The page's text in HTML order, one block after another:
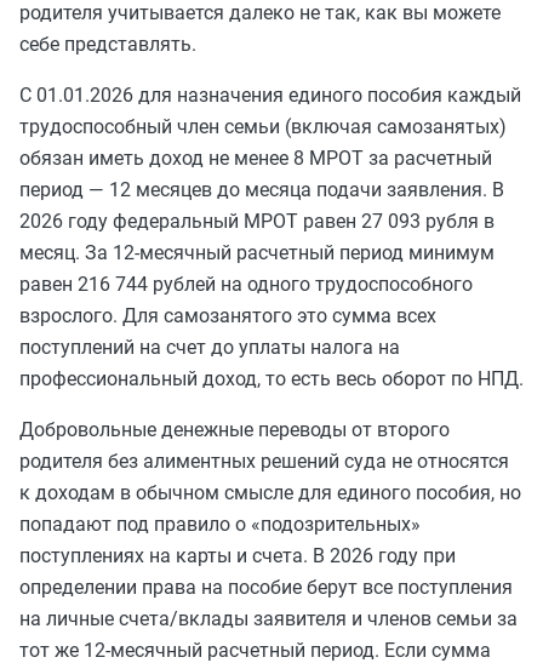
родителя учитывается далеко не так, как вы можете
себе представлять.
С 01.01.2026 для назначения единого пособия каждый
трудоспособный член семьи (включая самозанятых)
обязан иметь доход не менее 8 МРОТ за расчетный
период — 12 месяцев до месяца подачи заявления. В
2026 году федеральный МРОТ равен 27 093 рубля в
месяц. За 12‑месячный расчетный период минимум
равен 216 744 рублей на одного трудоспособного
взрослого. Для самозанятого это сумма всех
поступлений на счет до уплаты налога на
профессиональный доход, то есть весь оборот по НПД.
Добровольные денежные переводы от второго
родителя без алиментных решений суда не относятся
к доходам в обычном смысле для единого пособия, но
попадают под правило о «подозрительных»
поступлениях на карты и счета. В 2026 году при
определении права на пособие берут все поступления
на личные счета/вклады заявителя и членов семьи за
тот же 12‑месячный расчетный период. Если сумма